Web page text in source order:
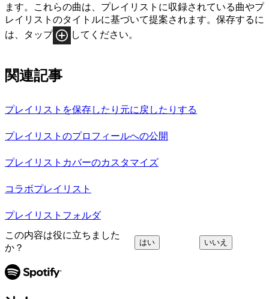
ます。これらの曲は、プレイリストに収録されている曲やプ
レイリストのタイトルに基づいて提案されます。保存するに
は、タップ
してください。
関連記事
プレイリストを保存したり元に戻したりする
プレイリストのプロフィールへの公開
プレイリストカバーのカスタマイズ
コラボプレイリスト
プレイリストフォルダ
この内容は役に立ちました
か？
はい いいえ